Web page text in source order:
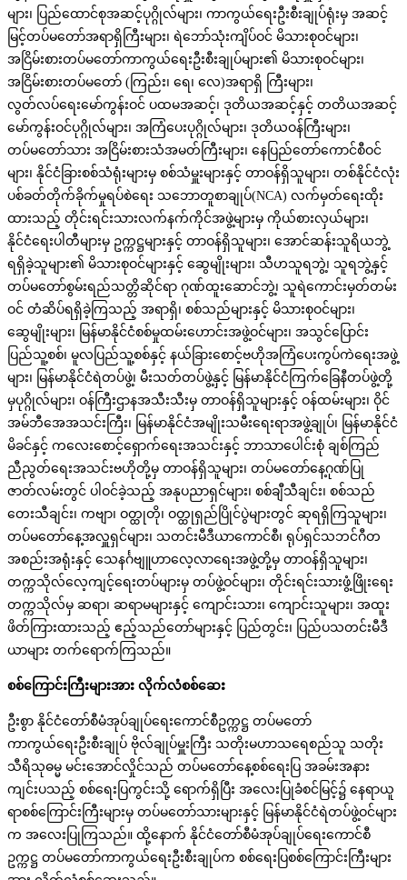
များ၊ ပြည်ထောင်စုအဆင့်ပုဂ္ဂိုလ်များ၊ ကာကွယ်ရေးဦးစီးချုပ်ရုံးမှ အဆင့်
မြင့်တပ်မတော်အရာရှိကြီးများ၊ ရဲဘော်သုံးကျိပ်ဝင် မိသားစုဝင်များ၊
အငြိမ်းစားတပ်မတော်ကာကွယ်ရေးဦးစီးချုပ်များ၏ မိသားစုဝင်များ၊
အငြိမ်းစားတပ်မတော် (ကြည်း၊ ရေ၊ လေ)အရာရှိ ကြီးများ၊
လွတ်လပ်ရေးမော်ကွန်းဝင် ပထမအဆင့်၊ ဒုတိယအဆင့်နှင့် တတိယအဆင့်
မော်ကွန်းဝင်ပုဂ္ဂိုလ်များ၊ အကြံပေးပုဂ္ဂိုလ်များ၊ ဒုတိယဝန်ကြီးများ၊
တပ်မတော်သား အငြိမ်းစားသံအမတ်ကြီးများ၊ နေပြည်တော်ကောင်စီဝင်
များ၊ နိုင်ငံခြားစစ်သံရုံးများမှ စစ်သံမှူးများနှင့် တာဝန်ရှိသူများ၊ တစ်နိုင်ငံလုံး
ပစ်ခတ်တိုက်ခိုက်မှုရပ်စဲရေး သဘောတူစာချုပ်(NCA) လက်မှတ်ရေးထိုး
ထားသည့် တိုင်းရင်းသားလက်နက်ကိုင်အဖွဲ့များမှ ကိုယ်စားလှယ်များ၊
နိုင်ငံရေးပါတီများမှ ဥက္ကဋ္ဌများနှင့် တာဝန်ရှိသူများ၊ အောင်ဆန်းသူရိယဘွဲ့
ရရှိခဲ့သူများ၏ မိသားစုဝင်များနှင့် ဆွေမျိုးများ၊ သီဟသူရဘွဲ့၊ သူရဘွဲ့နှင့်
တပ်မတော်စွမ်းရည်သတ္တိဆိုင်ရာ ဂုဏ်ထူးဆောင်ဘွဲ့၊ သူရဲကောင်းမှတ်တမ်း
ဝင် တံဆိပ်ရရှိခဲ့ကြသည့် အရာရှိ၊ စစ်သည်များနှင့် မိသားစုဝင်များ၊
ဆွေမျိုးများ၊ မြန်မာနိုင်ငံစစ်မှုထမ်းဟောင်းအဖွဲ့ဝင်များ၊ အသွင်ပြောင်း
ပြည်သူ့စစ်၊ မူလပြည်သူ့စစ်နှင့် နယ်ခြားစောင့်ဗဟိုအကြံပေးကွပ်ကဲရေးအဖွဲ့
များ၊ မြန်မာနိုင်ငံရဲတပ်ဖွဲ့၊ မီးသတ်တပ်ဖွဲ့နှင့် မြန်မာနိုင်ငံကြက်ခြေနီတပ်ဖွဲ့တို့
မှပုဂ္ဂိုလ်များ၊ ဝန်ကြီးဌာနအသီးသီးမှ တာဝန်ရှိသူများနှင့် ဝန်ထမ်းများ၊ ဝိုင်
အမ်ဘီအေအသင်းကြီး၊ မြန်မာနိုင်ငံအမျိုးသမီးရေးရာအဖွဲ့ချုပ်၊ မြန်မာနိုင်ငံ
မိခင်နှင့် ကလေးစောင့်ရှောက်ရေးအသင်းနှင့် ဘာသာပေါင်းစုံ ချစ်ကြည်
ညီညွတ်ရေးအသင်းဗဟိုတို့မှ တာဝန်ရှိသူများ၊ တပ်မတော်နေ့ဂုဏ်ပြု
ဇာတ်လမ်းတွင် ပါဝင်ခဲ့သည့် အနုပညာရှင်များ၊ စစ်ချီသီချင်း၊ စစ်သည်
တေးသီချင်း၊ ကဗျာ၊ ဝတ္ထုတို၊ ဝတ္ထုရှည်ပြိုင်ပွဲများတွင် ဆုရရှိကြသူများ၊
တပ်မတော်နေ့အလှူရှင်များ၊ သတင်းမီဒီယာကောင်စီ၊ ရုပ်ရှင်သဘင်ဂီတ
အစည်းအရုံးနှင့် သေနင်္ဂဗျူဟာလေ့လာရေးအဖွဲ့တို့မှ တာဝန်ရှိသူများ၊
တက္ကသိုလ်လေ့ကျင့်ရေးတပ်များမှ တပ်ဖွဲ့ဝင်များ၊ တိုင်းရင်းသားဖွံ့ဖြိုးရေး
တက္ကသိုလ်မှ ဆရာ၊ ဆရာမများနှင့် ကျောင်းသား၊ ကျောင်းသူများ၊ အထူး
ဖိတ်ကြားထားသည့် ဧည့်သည်တော်များနှင့် ပြည်တွင်း၊ ပြည်ပသတင်းမီဒီ
ယာများ တက်ရောက်ကြသည်။
စစ်ကြောင်းကြီးများအား လိုက်လံစစ်ဆေး
ဦးစွာ နိုင်ငံတော်စီမံအုပ်ချုပ်ရေးကောင်စီဥက္ကဋ္ဌ တပ်မတော်
ကာကွယ်ရေးဦးစီးချုပ် ဗိုလ်ချုပ်မှူးကြီး သတိုးမဟာသရေစည်သူ သတိုး
သီရိသုဓမ္မ မင်းအောင်လှိုင်သည် တပ်မတော်နေ့စစ်ရေးပြ အခမ်းအနား
ကျင်းပသည့် စစ်ရေးပြကွင်းသို့ ရောက်ရှိပြီး အလေးပြုခံစင်မြင့်၌ နေရာယူ
ရာစစ်ကြောင်းကြီးများမှ တပ်မတော်သားများနှင့် မြန်မာနိုင်ငံရဲတပ်ဖွဲ့ဝင်များ
က အလေးပြုကြသည်။ ထို့နောက် နိုင်ငံတော်စီမံအုပ်ချုပ်ရေးကောင်စီ
ဥက္ကဋ္ဌ တပ်မတော်ကာကွယ်ရေးဦးစီးချုပ်က စစ်ရေးပြစစ်ကြောင်းကြီးများ